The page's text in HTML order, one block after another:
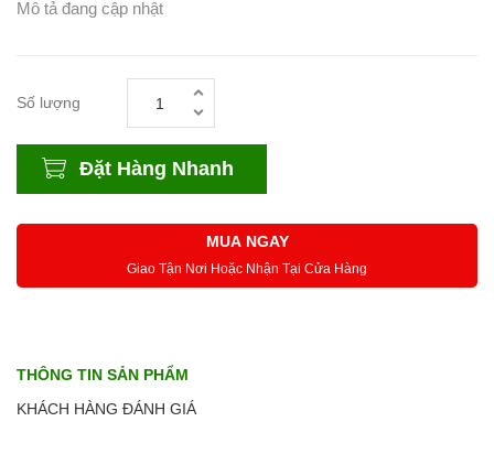
Mô tả đang cập nhật
Số lượng
Đặt Hàng Nhanh
MUA NGAY
Giao Tận Nơi Hoặc Nhận Tại Cửa Hàng
THÔNG TIN SẢN PHẨM
KHÁCH HÀNG ĐÁNH GIÁ